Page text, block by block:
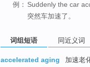
例： Suddenly the car
突然车加速了。
词组短语 同近义词
accelerated aging
加速老